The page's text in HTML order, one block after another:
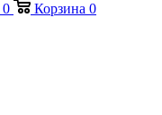
0 Корзина 0